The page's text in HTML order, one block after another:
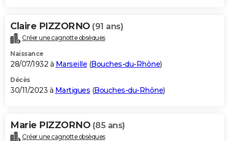
Claire PIZZORNO (91 ans)
Créer une cagnotte obsèques
Naissance
28/07/1932 à Marseille (Bouches-du-Rhône)
Décès
30/11/2023 à Martigues (Bouches-du-Rhône)
Marie PIZZORNO (85 ans)
Créer une cagnotte obsèques